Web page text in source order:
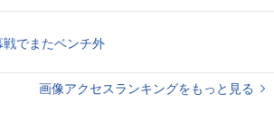
でまたベンチ外
画像アクセスランキングをもっと見る